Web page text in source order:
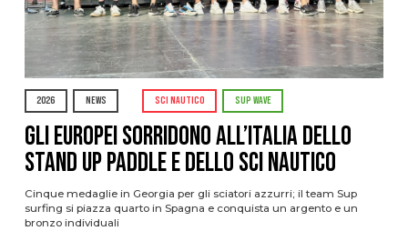
2026 NEWS SCI NAUTICO SUP WAVE
Gli Europei sorridono all’Italia dello
stand up paddle e dello sci nautico
Cinque medaglie in Georgia per gli sciatori azzurri; il team Sup
surfing si piazza quarto in Spagna e conquista un argento e un
bronzo individuali